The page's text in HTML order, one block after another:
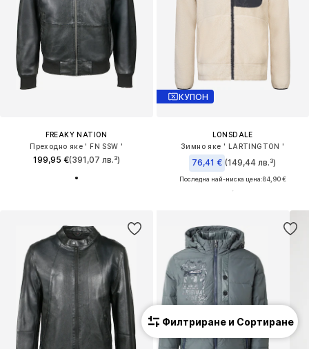
FREAKY NATION
Преходно яке ' FN SSW '
199,95 €(391,07 лв.³)
КУПОН
LONSDALE
Зимно яке ' LARTINGTON '
76,41 € (149,44 лв.³)
Последна най-ниска цена:84,90 €
Филтриране и Сортиране